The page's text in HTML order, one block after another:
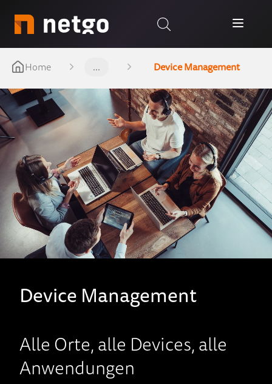
Home ... Device Management
Device Management
Alle Orte, alle Devices, alle
Anwendungen